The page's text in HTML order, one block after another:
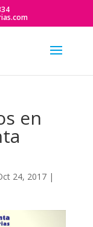
en
24, 2017|